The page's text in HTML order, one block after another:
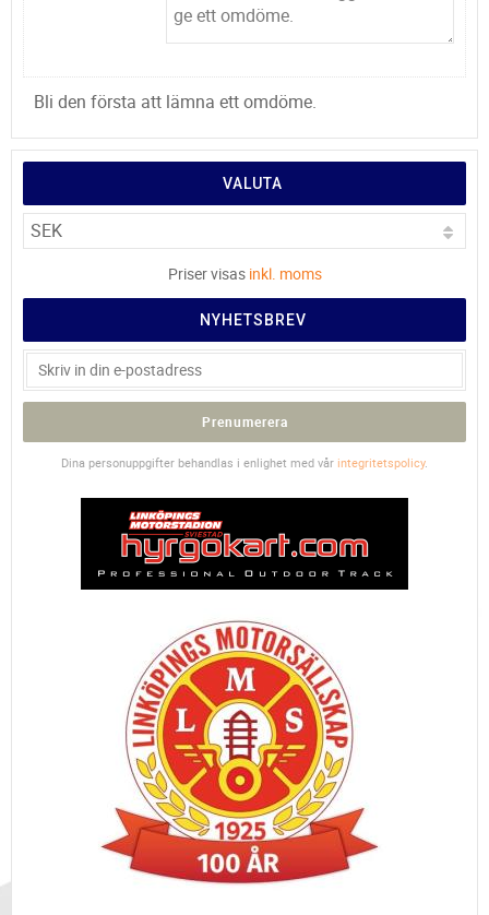
Bli den första att lämna ett omdöme.
VALUTA
Priser visas inkl. moms
NYHETSBREV
Prenumerera
Dina personuppgifter behandlas i enlighet med vår integritetspolicy.